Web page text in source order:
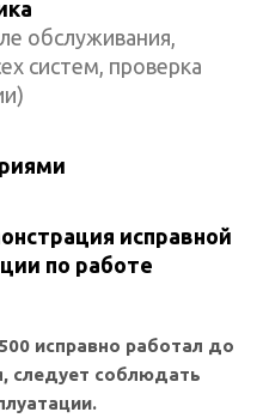
обслуживания,
систем, проверка
исправной
по работе
исправно работал до
следует соблюдать